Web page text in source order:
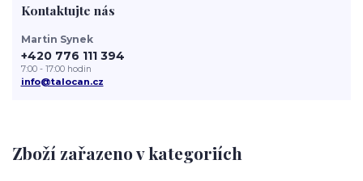
Zboží zařazeno v kategoriích
Kontaktujte nás
Martin Synek
+420 776 111 394
7:00 - 17:00 hodin
info@talocan.cz